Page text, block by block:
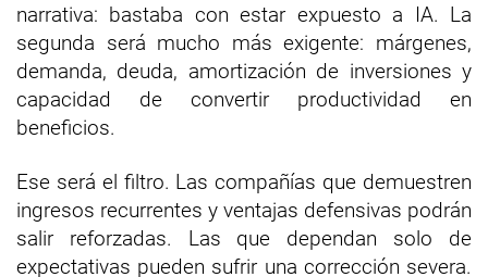
narrativa: bastaba con estar expuesto a IA. La
segunda será mucho más exigente: márgenes,
demanda, deuda, amortización de inversiones y
capacidad de convertir productividad en
beneficios.
Ese será el filtro. Las compañías que demuestren
ingresos recurrentes y ventajas defensivas podrán
salir reforzadas. Las que dependan solo de
expectativas pueden sufrir una corrección severa.